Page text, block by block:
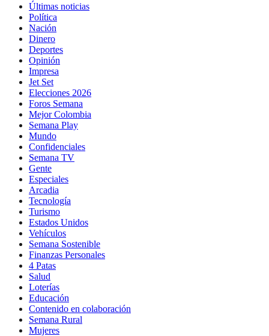
Últimas noticias
Política
Nación
Dinero
Deportes
Opinión
Impresa
Jet Set
Elecciones 2026
Foros Semana
Mejor Colombia
Semana Play
Mundo
Confidenciales
Semana TV
Gente
Especiales
Arcadia
Tecnología
Turismo
Estados Unidos
Vehículos
Semana Sostenible
Finanzas Personales
4 Patas
Salud
Loterías
Educación
Contenido en colaboración
Semana Rural
Mujeres